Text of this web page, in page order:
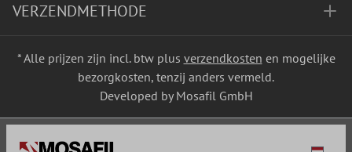
VERZENDMETHODE
* Alle prijzen zijn incl. btw plus verzendkosten en mogelijke
bezorgkosten, tenzij anders vermeld.
Developed by Mosafil GmbH